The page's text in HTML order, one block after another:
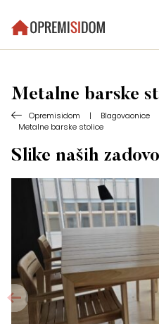
Metalne barske
Opremisidom | Blagovaonice
Metalne barske stolice
Slike naših